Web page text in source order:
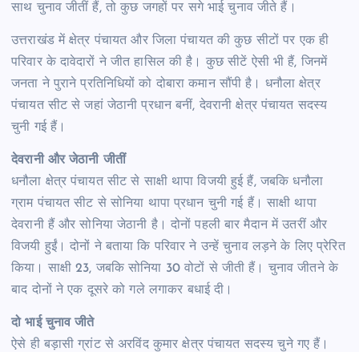
साथ चुनाव जीतीं हैं, तो कुछ जगहों पर सगे भाई चुनाव जीते हैं।
उत्तराखंड में क्षेत्र पंचायत और जिला पंचायत की कुछ सीटों पर एक ही
परिवार के दावेदारों ने जीत हासिल की है। कुछ सीटें ऐसी भी हैं, जिनमें
जनता ने पुराने प्रतिनिधियों को दोबारा कमान सौंपी है। धनौला क्षेत्र
पंचायत सीट से जहां जेठानी प्रधान बनीं, देवरानी क्षेत्र पंचायत सदस्य
चुनी गई हैं।
देवरानी और जेठानी जीतीं
धनौला क्षेत्र पंचायत सीट से साक्षी थापा विजयी हुई हैं, जबकि धनौला
ग्राम पंचायत सीट से सोनिया थापा प्रधान चुनी गई हैं। साक्षी थापा
देवरानी हैं और सोनिया जेठानी है। दोनों पहली बार मैदान में उतरीं और
विजयी हुईं। दोनों ने बताया कि परिवार ने उन्हें चुनाव लड़ने के लिए प्रेरित
किया। साक्षी 23, जबकि सोनिया 30 वोटों से जीती हैं। चुनाव जीतने के
बाद दोनों ने एक दूसरे को गले लगाकर बधाई दी।
दो भाई चुनाव जीते
ऐसे ही बड़ासी ग्रांट से अरविंद कुमार क्षेत्र पंचायत सदस्य चुने गए हैं।